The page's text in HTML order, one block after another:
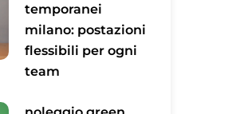
temporanei
milano: postazioni
flessibili per ogni
team